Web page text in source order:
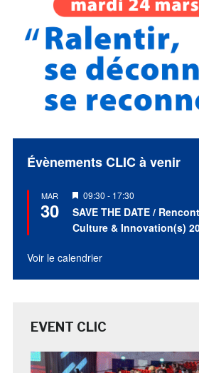
Évènements CLIC à venir
MAR
30
Mis
en
avant
09:30 - 17:30
SAVE THE DATE /
Culture & Innovation(s)
Voir le calendrier
EVENT CLIC